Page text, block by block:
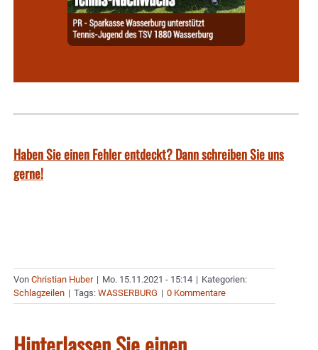
Haben Sie einen Fehler entdeckt? Dann schreiben Sie uns
gerne!
Von Christian Huber | Mo. 15.11.2021 - 15:14 | Kategorien:
Schlagzeilen | Tags: WASSERBURG | 0 Kommentare